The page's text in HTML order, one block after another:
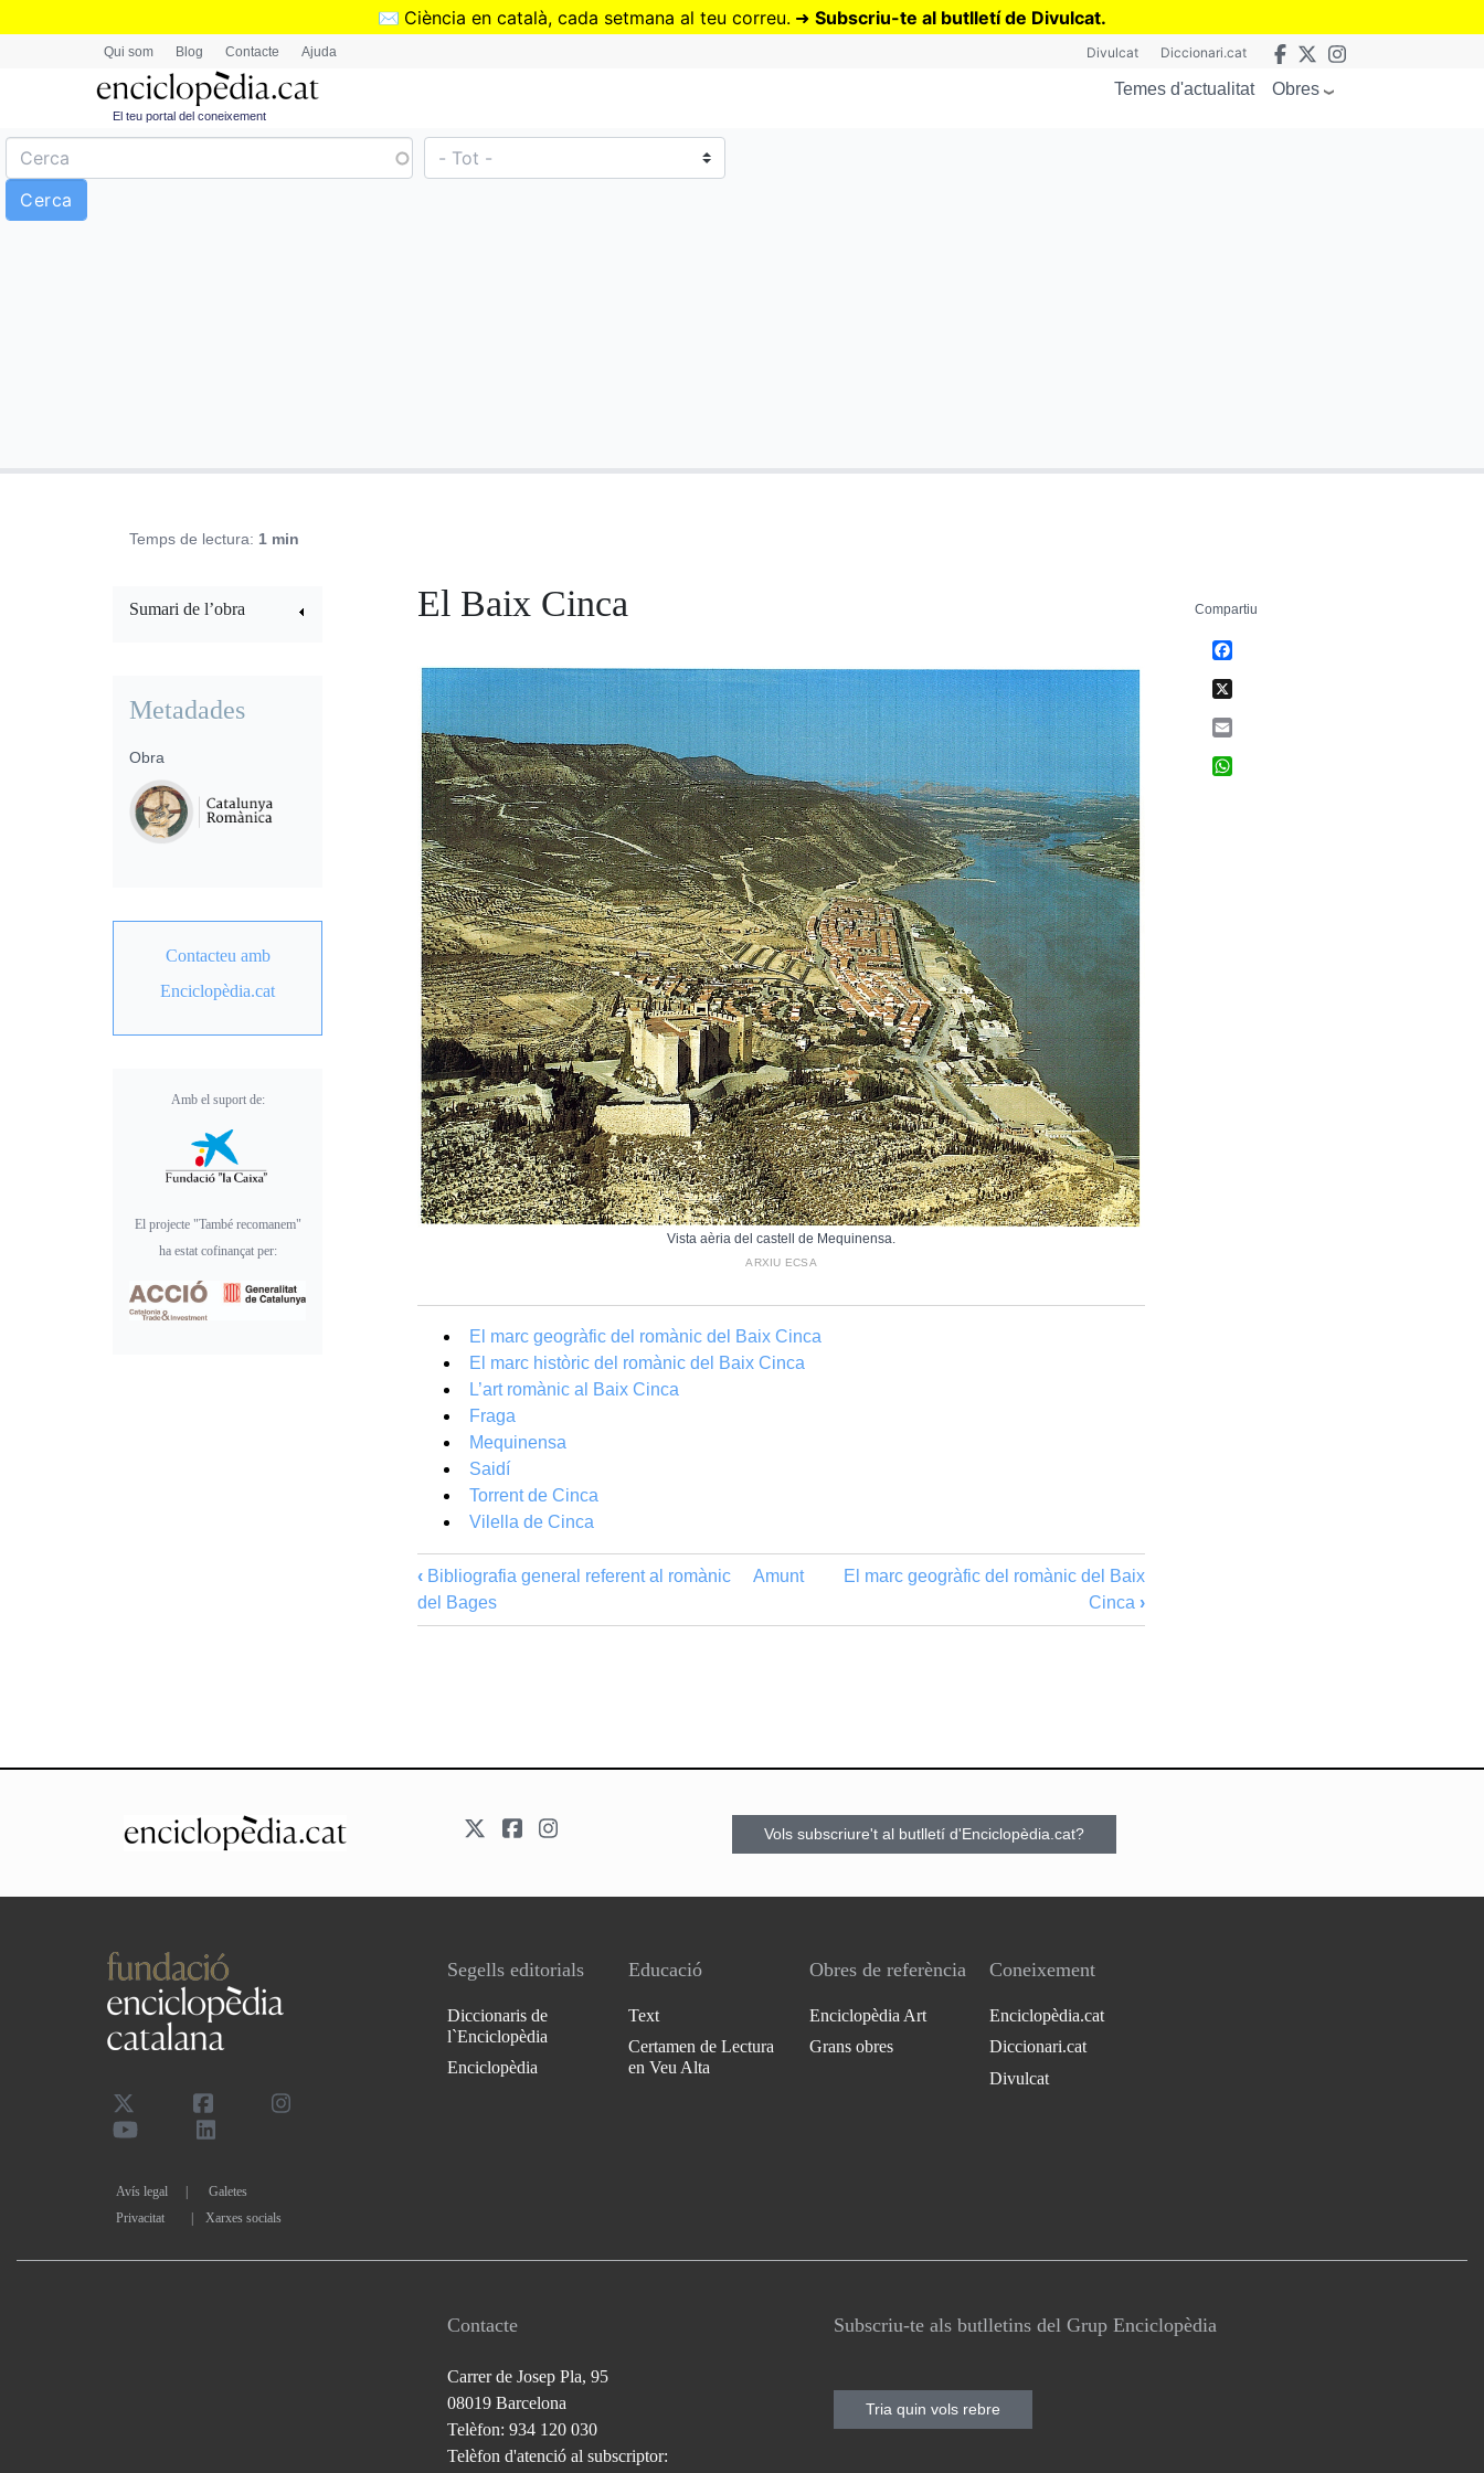
Vés
✉️ Ciència en català, cada setmana al teu correu. ➜ Subscriu-te al butlletí de Divulcat.
Qui som Blog Contacte Ajuda Divulcat Diccionari.cat
El teu portal del coneixement
Temes d'actualitat Obres
Temps de lectura: 1 min
El Baix Cinca
Vista aèria del castell de Mequinensa.
ARXIU ECSA
El marc geogràfic del romànic del Baix Cinca
El marc històric del romànic del Baix Cinca
L’art romànic al Baix Cinca
Fraga
Mequinensa
Saidí
Torrent de Cinca
Vilella de Cinca
‹ Bibliografia general referent al romànic
del Bages
Amunt
El marc geogràfic del romànic del Baix
Cinca ›
Sumari de l’obra
Metadades
Obra
Contacteu amb
Enciclopèdia.cat
Amb el suport de:
El projecte "També recomanem"
ha estat cofinançat per:
Compartiu
Vols subscriure't al butlletí d'Enciclopèdia.cat?
Avís legal
Galetes
Privacitat
Xarxes socials
Segells editorials
Diccionaris de
l`Enciclopèdia
Enciclopèdia
Educació
Text
Certamen de Lectura
en Veu Alta
Obres de referència
Enciclopèdia Art
Grans obres
Coneixement
Enciclopèdia.cat
Diccionari.cat
Divulcat
Contacte
Carrer de Josep Pla, 95
08019 Barcelona
Telèfon: 934 120 030
Telèfon d'atenció al subscriptor:
Subscriu-te als butlletins del Grup Enciclopèdia
Tria quin vols rebre